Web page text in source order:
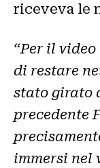
riceveva le
“Per il
di restare
stato girato
precedente
immersi nel